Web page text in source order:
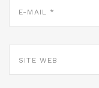
MAIL
WEB